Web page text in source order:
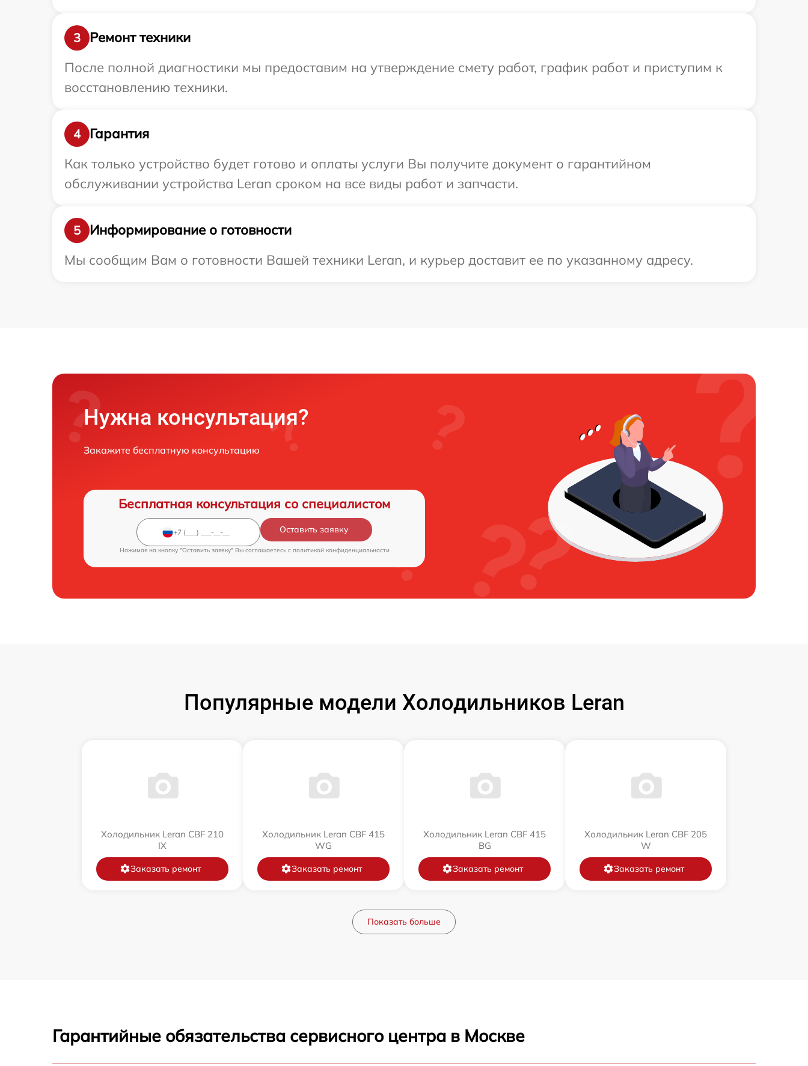
3
Ремонт техники
После полной диагностики мы предоставим на утверждение смету работ, график работ и приступим к
восстановлению техники.
4
Гарантия
Как только устройство будет готово и оплаты услуги Вы получите документ о гарантийном
обслуживании устройства Leran сроком на все виды работ и запчасти.
5
Информирование о готовности
Мы сообщим Вам о готовности Вашей техники Leran, и курьер доставит ее по указанному адресу.
Нужна консультация?
Закажите бесплатную консультацию
Бесплатная консультация со специалистом
Оставить заявку
Нажимая на кнопку "Оставить заявку" Вы соглашаетесь c политикой конфиденциальности
Популярные модели Холодильников Leran
Холодильник Leran CBF 210
IX
Заказать ремонт
Холодильник Leran CBF 415
WG
Заказать ремонт
Холодильник Leran CBF 415
BG
Заказать ремонт
Холодильник Leran CBF 205
W
Заказать ремонт
Показать больше
Гарантийные обязательства сервисного центра в Москве